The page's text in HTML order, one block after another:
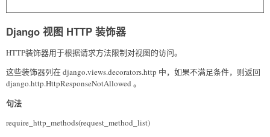
Django 视图 HTTP 装饰器
HTTP装饰器用于根据请求方法限制对视图的访问。
这些装饰器列在 django.views.decorators.http 中，如果不满足条件，则返回
django.http.HttpResponseNotAllowed 。
句法
require_http_methods(request_method_list)